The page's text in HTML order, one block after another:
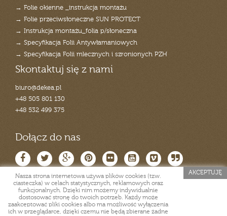
→ Folie okienne _instrukcja montażu
→ Folie przeciwsłoneczne SUN PROTECT
→ Instrukcja montażu_folia p/słoneczna
→ Specyfikacja Folii Antywłamaniowych
→ Specyfikacja Folii mlecznych i szronionych PZH
Skontaktuj się z nami
biuro@dekea.pl
+48 505 801 130
+48 532 499 375
Dołącz do nas
Nasza strona internetowa używa plików cookies (tzw.
ciasteczka) w celach statystycznych, reklamowych oraz
funkcjonalnych. Dzięki nim możemy indywidualnie
dostosować stronę do twoich potrzeb. Każdy może
zaakceptować pliki cookies albo ma możliwość wyłączenia
ich w przeglądarce, dzięki czemu nie będą zbierane żadne
AKCEPTUJĘ